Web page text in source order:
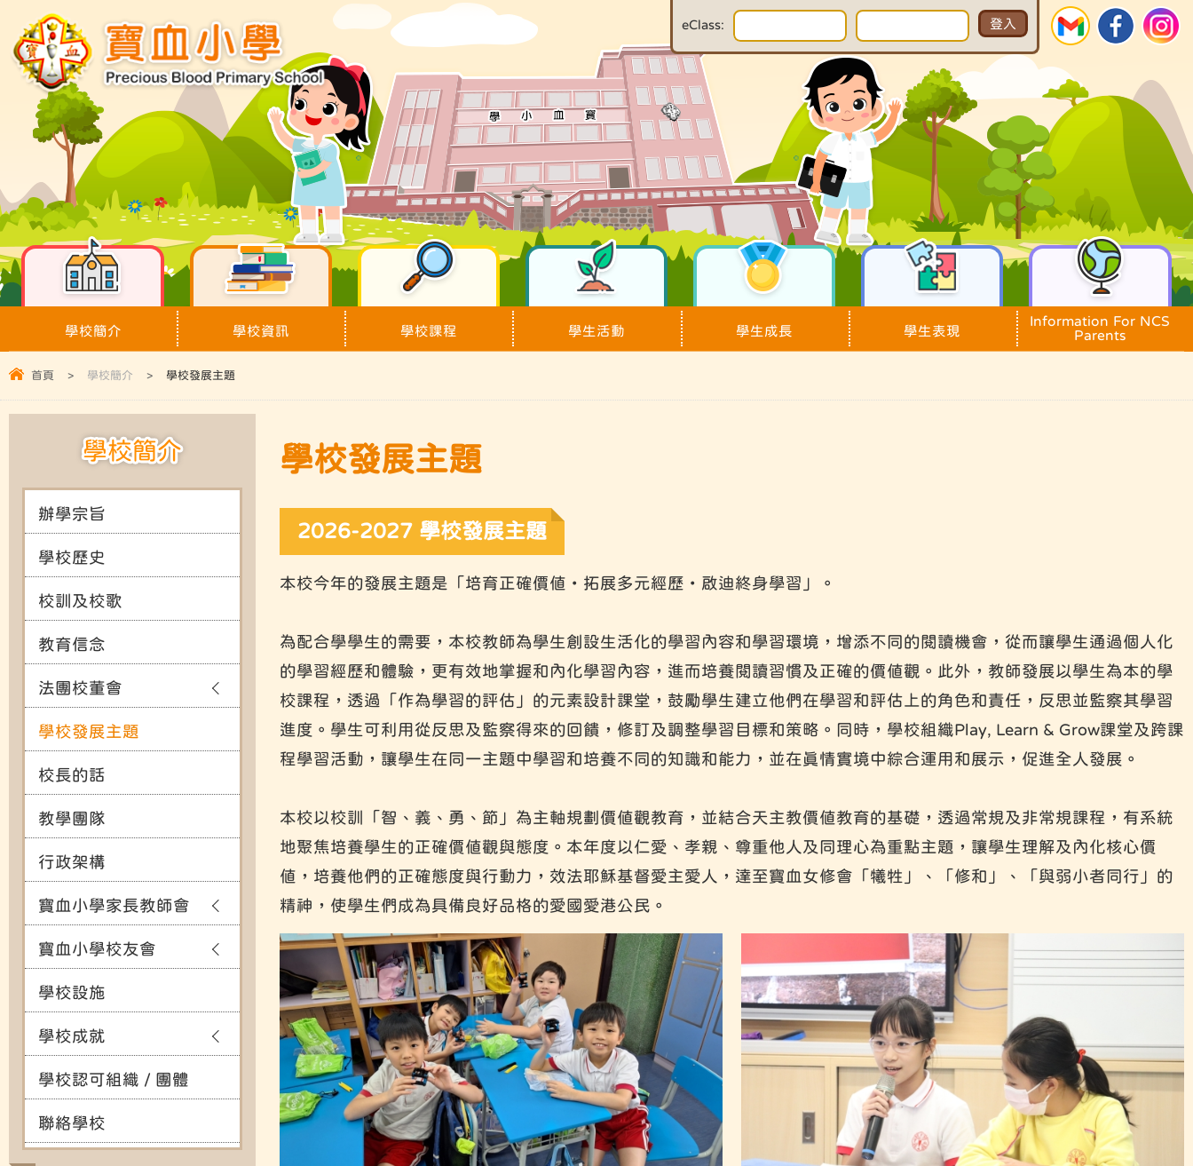
eClass:
學校簡介 學校資訊 學校課程 學生活動 學生成長 學生表現
Information For NCS
Parents
首頁 > 學校簡介 > 學校發展主題
學校發展主題
2026-2027 學校發展主題
本校今年的發展主題是「培育正確價值・拓展多元經歷・啟迪終身學習」。
為配合學學生的需要，本校教師為學生創設生活化的學習內容和學習環境，增添不同的閱讀機會，從而讓學生通過個人化
的學習經歷和體驗，更有效地掌握和內化學習內容，進而培養閱讀習慣及正確的價值觀。此外，教師發展以學生為本的學
校課程，透過「作為學習的評估」的元素設計課堂，鼓勵學生建立他們在學習和評估上的角色和責任，反思並監察其學習
進度。學生可利用從反思及監察得來的回饋，修訂及調整學習目標和策略。同時，學校組織Play, Learn & Grow課堂及跨課
程學習活動，讓學生在同一主題中學習和培養不同的知識和能力，並在真情實境中綜合運用和展示，促進全人發展。
本校以校訓「智、義、勇、節」為主軸規劃價值觀教育，並結合天主教價值教育的基礎，透過常規及非常規課程，有系統
地聚焦培養學生的正確價值觀與態度。本年度以仁愛、孝親、尊重他人及同理心為重點主題，讓學生理解及內化核心價
值，培養他們的正確態度與行動力，效法耶穌基督愛主愛人，達至寶血女修會「犧牲」、「修和」、「與弱小者同行」的
精神，使學生們成為具備良好品格的愛國愛港公民。
學校簡介
辦學宗旨
學校歷史
校訓及校歌
教育信念
法團校董會
學校發展主題
校長的話
教學團隊
行政架構
寶血小學家長教師會
寶血小學校友會
學校設施
學校成就
學校認可組織 / 團體
聯絡學校